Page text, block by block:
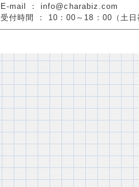
E-mail ： info@charabiz.com
受付時間 ： 10：00～18：00（土日